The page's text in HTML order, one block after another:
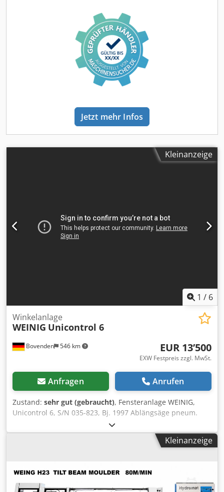
Jetzt mehr Infos
Kleinanzeige
1 / 6
Bovenden 546 km
Winkelanlage
WEINIG Unicontrol 6
EUR 13’500
EXW Festpreis zzgl. MwSt.
Anfragen Anrufen
Zustand: sehr gut (gebraucht), Fensteranlage WEINIG,
Unicontrol 6, S/N 035-823, Bj. 1997 Ablängsäge pneum.
getaktet (3 KW) mit Laserrichtlicht Schlitzspindel 50 x 320
mm für 4 WZ a 80 mm - Motor 11 KW Gleichlaufspindel 50
x 120 mm - Motor 7,5 KW Längsprofilierspindel 50 x 320
Nutspindel horizontal oben, pneum. getaktet - Motor 3 KW
Vorschub regelbar von 6-12 m/min. - Motor 1,1 KW
Kleinanzeige